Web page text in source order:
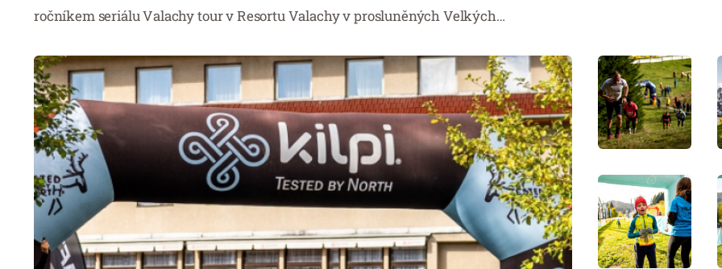
ročníkem seriálu Valachy tour v Resortu Valachy v prosluněných Velkých…